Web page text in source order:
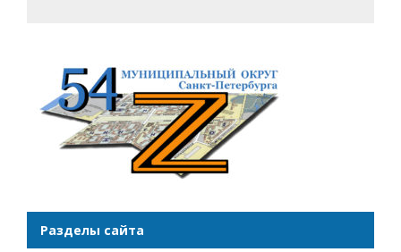
Разделы сайта